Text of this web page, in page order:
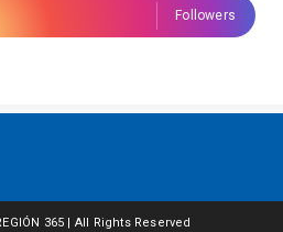
Followers
365 | All Rights Reserved